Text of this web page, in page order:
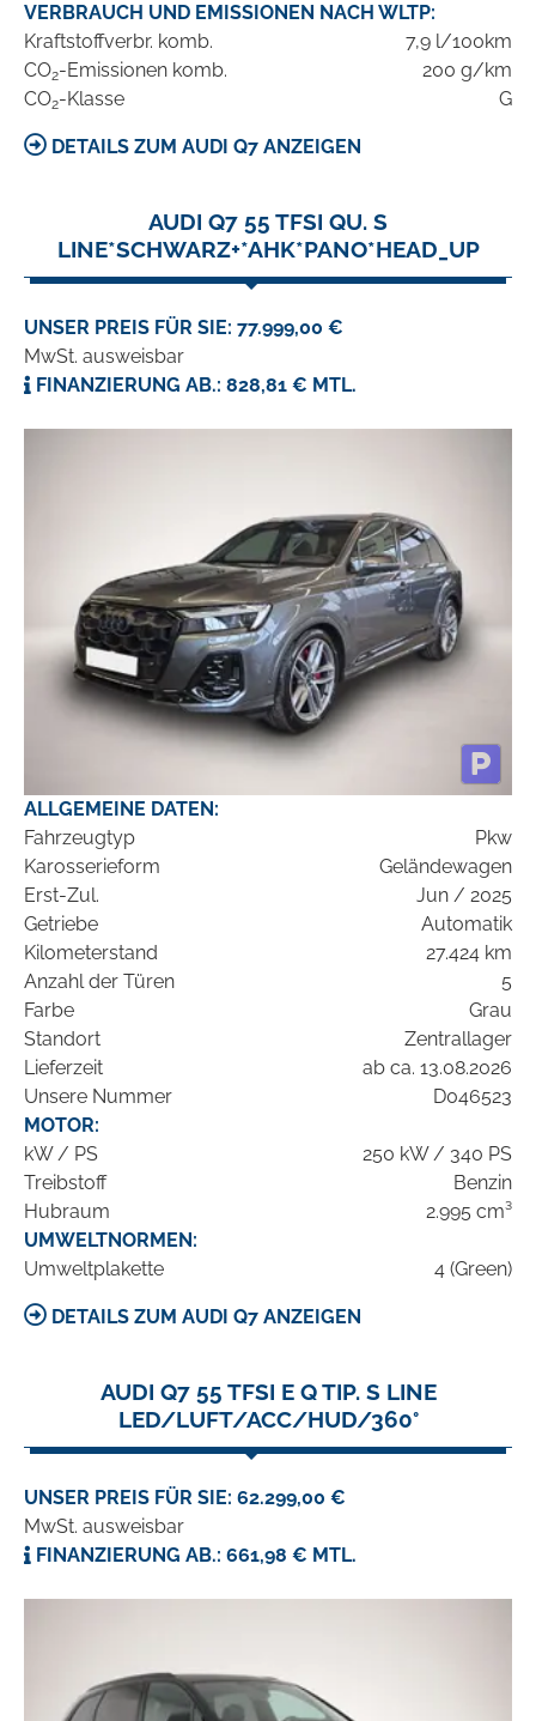
VERBRAUCH UND EMISSIONEN NACH WLTP:
Kraftstoffverbr. komb.
7,9 l/100km
CO2-Emissionen komb.
200 g/km
CO2-Klasse G
DETAILS ZUM AUDI Q7 ANZEIGEN
AUDI Q7 55 TFSI QU. S
LINE*SCHWARZ+*AHK*PANO*HEAD_UP
UNSER PREIS FÜR SIE: 77.999,00 €
MwSt. ausweisbar
FINANZIERUNG AB.: 828,81 € MTL.
ALLGEMEINE DATEN:
Fahrzeugtyp
Pkw
Karosserieform
Geländewagen
Erst-Zul.
Jun / 2025
Getriebe
Automatik
Kilometerstand
27.424 km
Anzahl der Türen
5
Farbe
Grau
Standort
Zentrallager
Lieferzeit
ab ca. 13.08.2026
Unsere Nummer
D046523
MOTOR:
kW / PS
250 kW / 340 PS
Treibstoff
Benzin
Hubraum
2.995 cm³
UMWELTNORMEN:
Umweltplakette
4 (Green)
DETAILS ZUM AUDI Q7 ANZEIGEN
AUDI Q7 55 TFSI E Q TIP. S LINE
LED/LUFT/ACC/HUD/360°
UNSER PREIS FÜR SIE: 62.299,00 €
MwSt. ausweisbar
FINANZIERUNG AB.: 661,98 € MTL.